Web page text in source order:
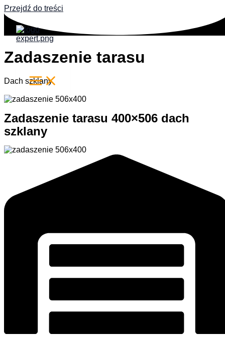
Przejdź do treści
Zadaszenie tarasu
Dach szklany
Zadaszenie tarasu 400×506 dach
szklany